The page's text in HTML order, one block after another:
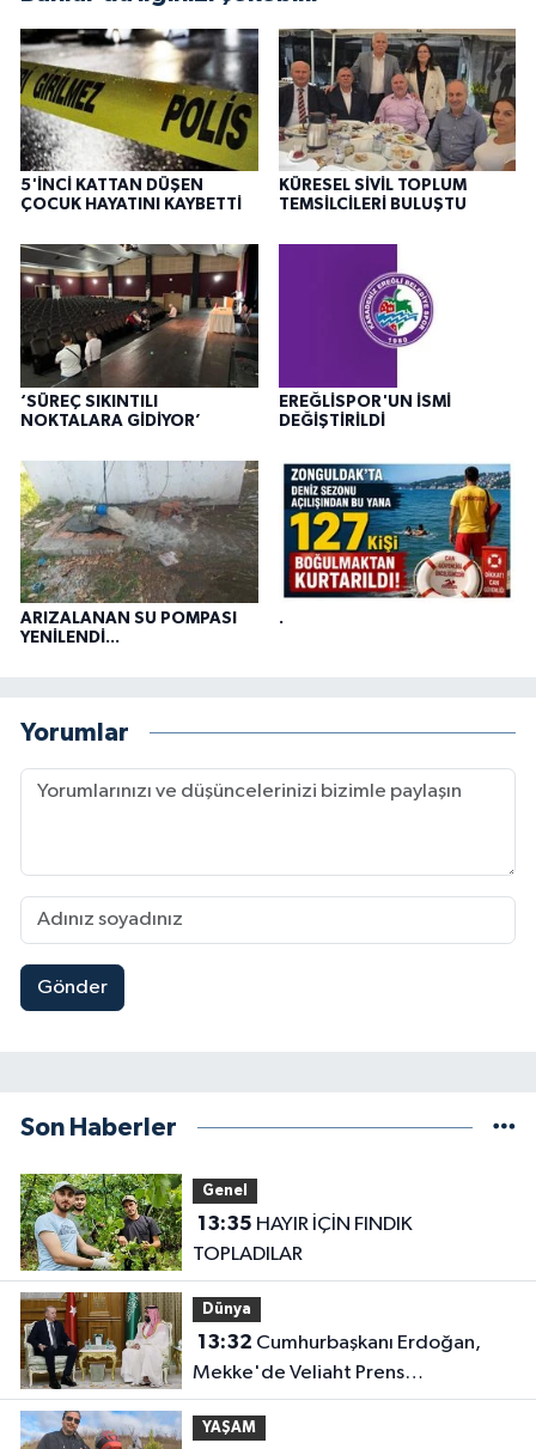
5'İNCİ KATTAN DÜŞEN
ÇOCUK HAYATINI KAYBETTİ
KÜRESEL SİVİL TOPLUM
TEMSİLCİLERİ BULUŞTU
‘SÜREÇ SIKINTILI
NOKTALARA GİDİYOR’
EREĞLİSPOR'UN İSMİ
DEĞİŞTİRİLDİ
ARIZALANAN SU POMPASI
YENİLENDİ...
.
Yorumlar
Gönder
Son Haberler
Genel
13:35
TOPLADILAR
Dünya
13:32
Mekke'de Veliaht Prens
Muhammed bin Selman ile görüştü
YAŞAM